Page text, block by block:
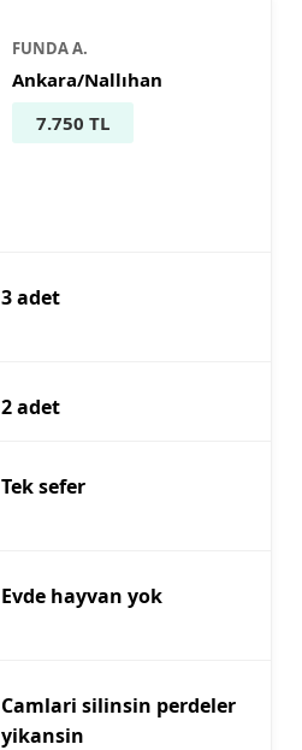
FUNDA A.
Ankara/Nallıhan
7.750 TL
3 adet
2 adet
Tek sefer
Evde hayvan yok
Camlari silinsin perdeler
yikansin